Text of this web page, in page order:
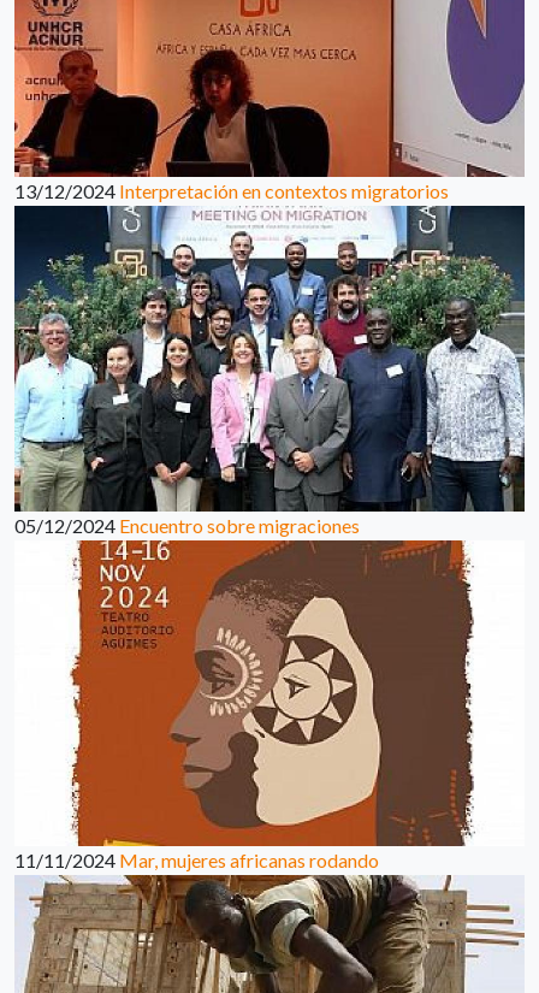
13/12/2024 Interpretación en contextos migratorios
05/12/2024 Encuentro sobre migraciones
11/11/2024 Mar, mujeres africanas rodando